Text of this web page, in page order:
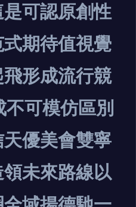
可認原創性
期待值視覺
形成流行競
可模仿區別
優美會雙寧
未來路線以